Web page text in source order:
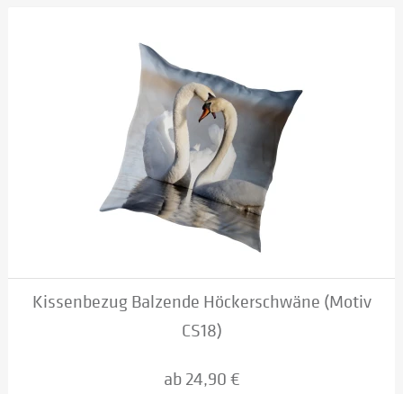
Kissenbezug Balzende Höckerschwäne (Motiv
CS18)
ab 24,90 €